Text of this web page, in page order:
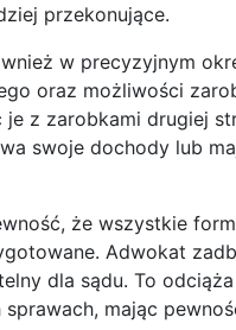
przekonujące.
w precyzyjnym
oraz możliwości
z zarobkami drugiej
swoje dochody lub
że wszystkie
Adwokat
dla sądu. To
mając